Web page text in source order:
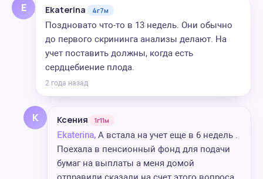
E Ekaterina 4г7м
Поздновато что-то в 13 недель. Они обычно
до первого скрининга анализы делают. На
учет поставить должны, когда есть
сердцебиение плода.
2 года назад
К Ксения 1г11м
Ekaterina, А встала на учет еще в 6 недель .
Поехала в пенсионный фонд для подачи
бумаг на выплаты а меня домой